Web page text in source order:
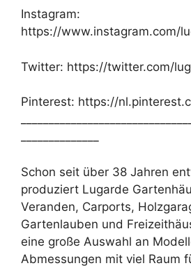
Instagram:
https://www.instagram.com/
Twitter: https://twitter.com/
Pinterest: https://
Schon seit über 38 Jahren
produziert Lugarde
Veranden, Carports,
Gartenlauben und
eine große Auswahl an
Abmessungen mit viel Raum